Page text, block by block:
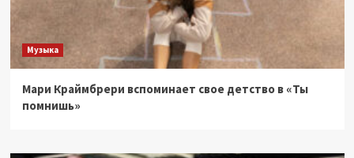
Музыка
Мари Краймбрери вспоминает свое детство в «Ты
помнишь»